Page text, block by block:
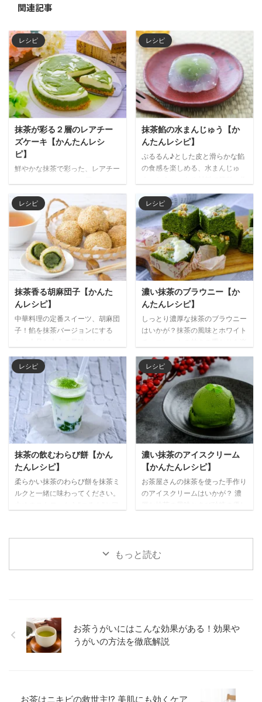
関連記事
レシピ
抹茶が彩る２層のレアチー
ズケーキ【かんたんレシ
ピ】
鮮やかな抹茶で彩った、レアチー
ル模様が鮮やかに浮かび上がり、
美しいスイーツになります。抹茶
と相性の良いホワイトチョコレー
トを混ぜることで、より深みのあ
る味わいに仕上がります。 材料
（15㎝丸型） （ボトム生地） 砕
いたビスケット 80g 溶かしバタ
ー 50g （フィリング） 抹茶 10g
湯 40㎖ ホワイトチョコレート
100g クリームチーズ 200g 生ク
リーム 200㎖ グラニュー糖 20g
ゼラチンパウダー 6g ...
レシピ
抹茶餡の水まんじゅう【か
んたんレシピ】
ぷるるん♪とした皮と滑らかな餡
の食感を楽しめる、水まんじゅ
うでしょう。 餡を抹茶にする
と、上品な逸品としていただけま
す。半透明の皮の中に閉じ込め
た、抹茶餡の緑が美しく映える和
菓子です。つるんとした喉越し
と、抹茶の風味を堪能してくださ
い夏は冷たい焙じ茶と、冬は温か
（3~6人分） （餡 抹茶餡） 抹
茶 3g 白こしあん 90g （皮） 片
栗粉 30g 水 250ml 砂糖 15g 作り
方 １ 白こしあんとふるった抹茶
レシピ
抹茶香る胡麻団子【かんた
んレシピ】
中華料理の定番スイーツ、胡麻団
子！餡を抹茶バージョンにする
リとした皮の食感と一緒に、濃い
抹茶餡を楽しんでください。でき
たてを、焙じ茶と一緒にどうぞ。
材料（2~3人分） （餡） 抹茶
10g 白こしあん 120g （皮） 白玉
粉 65g 砂糖 40g 水 50㎖ 米粉
20g 熱湯 30g サラダ油 10g 白胡
るった抹茶をボウルに入れて、ゴ
ムベラでまんべんなく混ぜる。
２ ①を15g程の大きさに分け ...
レシピ
濃い抹茶のブラウニー【か
んたんレシピ】
しっとり濃厚な抹茶のブラウニー
はいかが？抹茶の風味とホワイト
日のランチタイムのスイーツにピ
ッタリです。 濃い焙じ茶とあわ
せて召し上がれ♪ 材料（1~2人
分） 抹茶 20g 卵 2個 ホワイト
チョコレート 80g 無塩バター
40g 生クリーム 50cc 薄力粉
70g ベーキングパウダー 2g グラ
ナッツ お好みで ホワイトチョコ
レート お好みで 作り方 １ 卵はボ
ウルに割り入れて、よく溶きほぐ
す。 ２ ホワ ...
レシピ
抹茶の飲むわらび餅【かん
たんレシピ】
柔らかい抹茶のわらび餅を抹茶ミ
ルクと一緒に味わってください。
ながら召し上がれ♪ ※お子様や年
配の方用には、ストローではなく
ム） 生クリーム 100㎖ 砂糖 大さ
じ2 あしらいの抹茶 適量 （抹茶
ミルク） 抹茶 5g お湯 100ml 氷
レシピ
濃い抹茶のアイスクリーム
【かんたんレシピ】
お茶屋さんの抹茶を使った手作り
のアイスクリームはいかが？ 濃
料（2~3人分） 抹茶 10g 生クリ
ーム （湯せん用） 50㎖ 生クリ
溶けるまでよく混ぜる。 ２ 卵黄
ときび砂糖は別のボウルに入れ、
よくかき混ぜる。 ３ ②に生クリ
もっと読む
お茶うがいにはこんな効果がある！効果や
うがいの方法を徹底解説
お茶はニキビの救世主!? 美肌にも効くケア